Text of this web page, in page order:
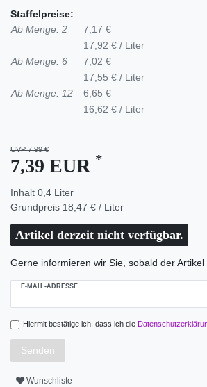
Staffelpreise:
Ab Menge: 2
7,17 €
17,92 € / Liter
Ab Menge: 6
7,02 €
17,55 € / Liter
Ab Menge: 12
6,65 €
16,62 € / Liter
UVP 7,99 €
7,39 EUR *
Inhalt 0,4 Liter
Grundpreis 18,47 € / Liter
Artikel derzeit nicht verfügbar.
Gerne informieren wir Sie, sobald der Artikel
E-MAIL-ADRESSE
Hiermit bestätige ich, dass ich die
Senden
Wunschliste